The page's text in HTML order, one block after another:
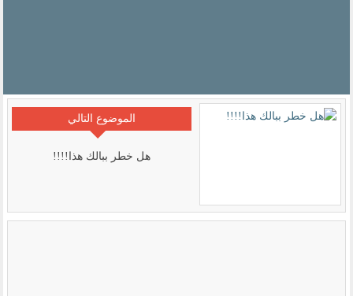
الموضوع التالي
هل خطر ببالك هذا!!!!